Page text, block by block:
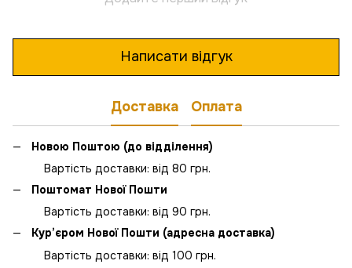
Написати відгук
Доставка Оплата
Новою Поштою (до відділення)
Вартість доставки: від 80 грн.
Поштомат Нової Пошти
Вартість доставки: від 90 грн.
Кур’єром Нової Пошти (адресна доставка)
Вартість доставки: від 100 грн.